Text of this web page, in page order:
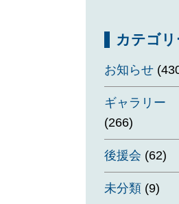
カテゴリ
お知らせ
ギャラリー
(266)
後援会 (62)
未分類 (9)